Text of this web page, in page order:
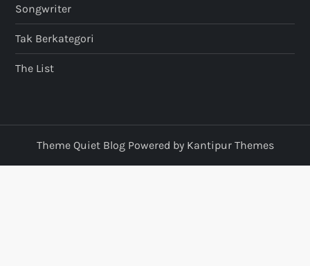
Songwriter
Tak Berkategori
The List
Theme Quiet Blog Powered by Kantipur Themes